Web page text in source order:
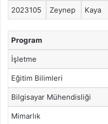
2023105 Zeynep Kaya
Program
İşletme
Eğitim Bilimleri
Bilgisayar Mühendisliği
Mimarlık